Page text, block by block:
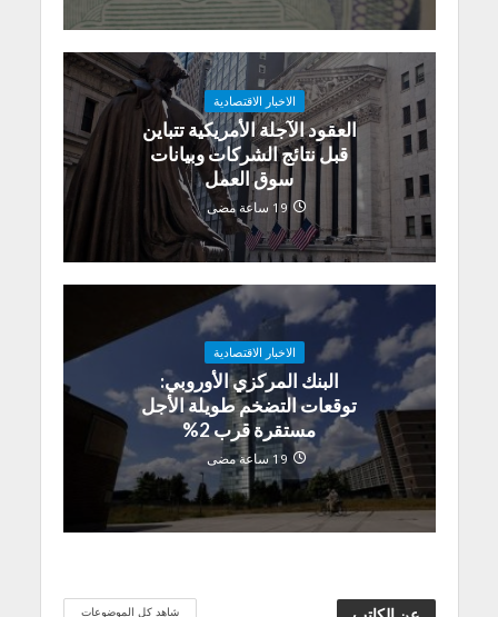
الاخبار الاقتصادية
العقود الآجلة الأمريكية تتباين
قبل نتائج الشركات وبيانات
سوق العمل
19 ساعة مضى
الاخبار الاقتصادية
البنك المركزي الأوروبي:
توقعات التضخم طويلة الأجل
مستقرة قرب 2%
19 ساعة مضى
شاهد كل الموضوعات